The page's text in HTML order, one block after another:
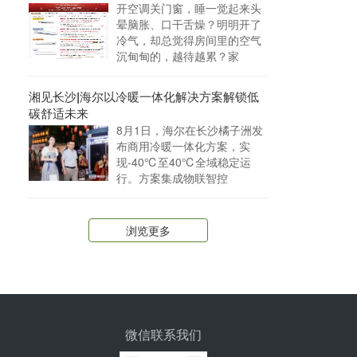
开空调关门窗，睡一觉起来头
晕脑胀、口干舌燥？明明开了
冷气，却总觉得房间里的空气
沉甸甸的，越待越累？家
湘见长沙|海尔以冷暖一体化解决方案解锁低
碳舒适未来
8月1日，海尔在长沙橘子洲发
布商用冷暖一体化方案，实
现-40℃至40℃全域稳定运
行。方案集成物联智控
浏览更多
微信联系我们